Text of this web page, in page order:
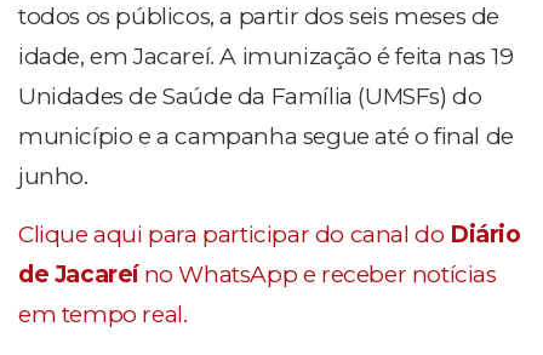
todos os públicos, a partir dos seis meses de
idade, em Jacareí. A imunização é feita nas 19
Unidades de Saúde da Família (UMSFs) do
município e a campanha segue até o final de
junho.
Clique aqui para participar do canal do Diário
de Jacareíno WhatsApp e receber notícias
em tempo real.